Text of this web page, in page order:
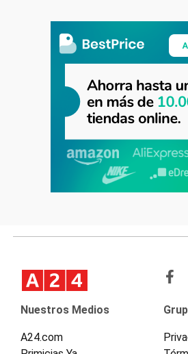
Nuestros Medios
A24.com